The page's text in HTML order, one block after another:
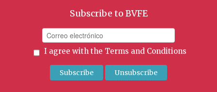
Subscribe to BVFE
I agree with the Terms and Conditions